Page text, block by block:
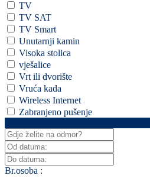
TV
TV SAT
TV Smart
Unutarnji kamin
Visoka stolica
vješalice
Vrt ili dvorište
Vruća kada
Wireless Internet
Zabranjeno pušenje
Br.osoba :